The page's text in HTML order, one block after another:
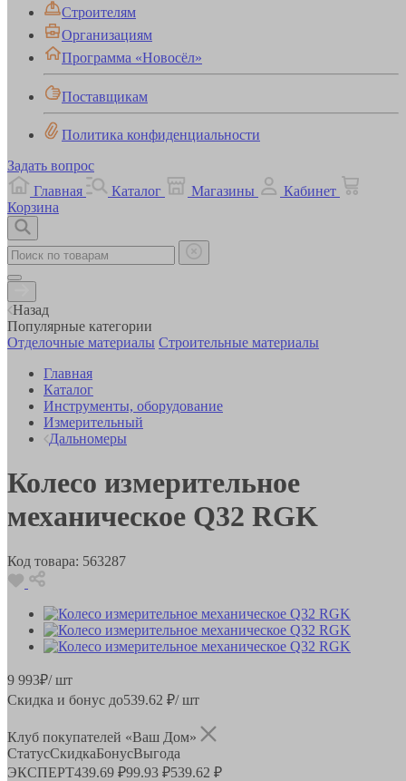
Строителям
Организациям
Программа «Новосёл»
Поставщикам
Политика конфиденциальности
Задать вопрос
Главная
Каталог Магазины
Кабинет
Корзина
Назад
Популярные категории
Отделочные материалы Строительные материалы
Главная
Каталог
Инструменты, оборудование
Измерительный
Дальномеры
Колесо измерительное
механическое Q32 RGK
Код товара: 563287
9 993₽/ шт
Скидка и бонус до539.62 ₽/ шт
Клуб покупателей «Ваш Дом»
СтатусСкидкаБонусВыгода
ЭКСПЕРТ439.69 ₽99.93 ₽539.62 ₽